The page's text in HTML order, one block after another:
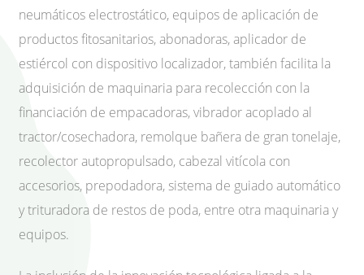
neumáticos electrostático, equipos de aplicación de
productos fitosanitarios, abonadoras, aplicador de
estiércol con dispositivo localizador, también facilita la
adquisición de maquinaria para recolección con la
financiación de empacadoras, vibrador acoplado al
tractor/cosechadora, remolque bañera de gran tonelaje,
recolector autopropulsado, cabezal vitícola con
accesorios, prepodadora, sistema de guiado automático
y trituradora de restos de poda, entre otra maquinaria y
equipos.